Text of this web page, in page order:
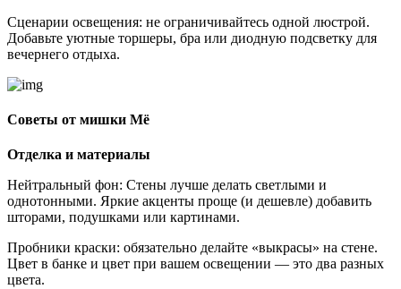
Сценарии освещения: не ограничивайтесь одной люстрой.
Добавьте уютные торшеры, бра или диодную подсветку для
вечернего отдыха.
Советы от мишки Мё
Отделка и материалы
Нейтральный фон: Стены лучше делать светлыми и
однотонными. Яркие акценты проще (и дешевле) добавить
шторами, подушками или картинами.
Пробники краски: обязательно делайте «выкрасы» на стене.
Цвет в банке и цвет при вашем освещении — это два разных
цвета.